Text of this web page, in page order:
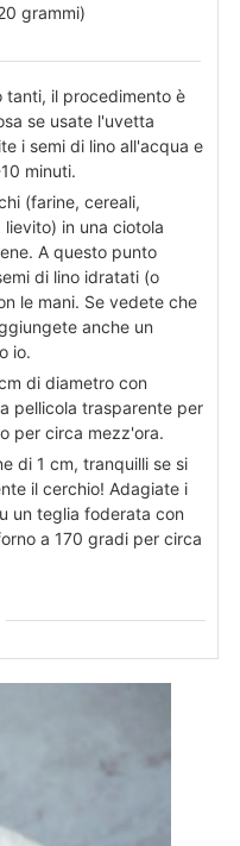
grammi)
tanti, il procedimento è
se usate l'uvetta
i semi di lino all'acqua e
minuti.
(farine, cereali,
in una ciotola
A questo punto
di lino idratati (o
le mani. Se vedete che
anche un
io.
di diametro con
pellicola trasparente per
per circa mezz'ora.
di 1 cm, tranquilli se si
il cerchio! Adagiate i
un teglia foderata con
a 170 gradi per circa